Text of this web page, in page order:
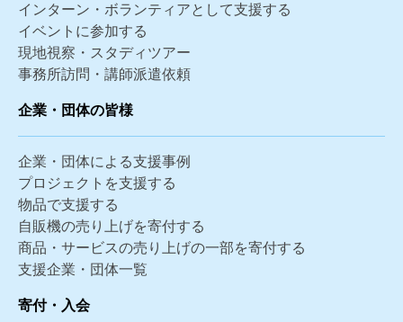
インターン・ボランティアとして支援する
イベントに参加する
現地視察・スタディツアー
事務所訪問・講師派遣依頼
企業・団体の皆様
企業・団体による支援事例
プロジェクトを支援する
物品で支援する
自販機の売り上げを寄付する
商品・サービスの売り上げの一部を寄付する
支援企業・団体一覧
寄付・入会